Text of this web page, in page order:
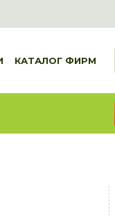
КАТАЛОГ ФИРМ